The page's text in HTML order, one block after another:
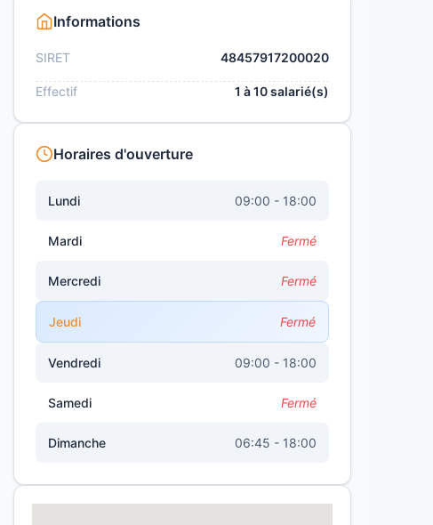
Informations
SIRET 48457917200020
Effectif 1 à 10 salarié(s)
Horaires d'ouverture
Lundi 09:00 - 18:00
Mardi Fermé
Mercredi Fermé
Jeudi Fermé
Vendredi 09:00 - 18:00
Samedi Fermé
Dimanche 06:45 - 18:00